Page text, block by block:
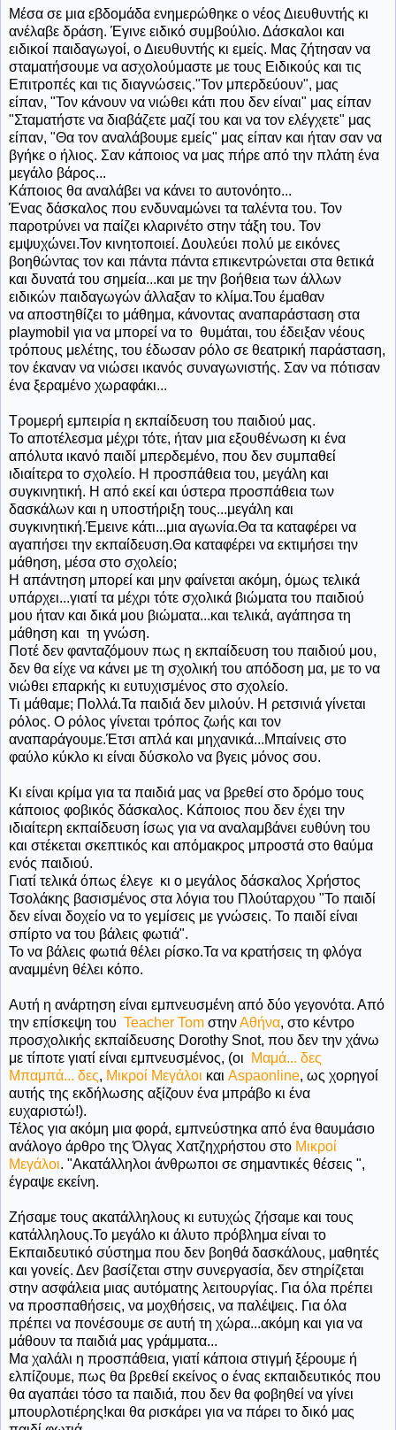
Μέσα σε μια εβδομάδα ενημερώθηκε ο νέος Διευθυντής κι
ανέλαβε δράση. Έγινε ειδικό συμβούλιο. Δάσκαλοι και
ειδικοί παιδαγωγοί, ο Διευθυντής κι εμείς. Μας ζήτησαν να
σταματήσουμε να ασχολούμαστε με τους Ειδικούς και τις
Επιτροπές και τις διαγνώσεις."Τον μπερδεύουν", μας
είπαν, "Τον κάνουν να νιώθει κάτι που δεν είναι" μας είπαν
"Σταματήστε να διαβάζετε μαζί του και να τον ελέγχετε" μας
είπαν, "Θα τον αναλάβουμε εμείς" μας είπαν και ήταν σαν να
βγήκε ο ήλιος. Σαν κάποιος να μας πήρε από την πλάτη ένα
μεγάλο βάρος...
Κάποιος θα αναλάβει να κάνει το αυτονόητο...
Ένας δάσκαλος που ενδυναμώνει τα ταλέντα του. Τον
παροτρύνει να παίζει κλαρινέτο στην τάξη του. Τον
εμψυχώνει.Τον κινητοποιεί. Δουλεύει πολύ με εικόνες
βοηθώντας τον και πάντα πάντα επικεντρώνεται στα θετικά
και δυνατά του σημεία...και με την βοήθεια των άλλων
ειδικών παιδαγωγών άλλαξαν το κλίμα.Του έμαθαν
να αποστηθίζει το μάθημα, κάνοντας αναπαράσταση στα
playmobil για να μπορεί να το θυμάται, του έδειξαν νέους
τρόπους μελέτης, του έδωσαν ρόλο σε θεατρική παράσταση,
τον έκαναν να νιώσει ικανός συναγωνιστής. Σαν να πότισαν
ένα ξεραμένο χωραφάκι...
Τρομερή εμπειρία η εκπαίδευση του παιδιού μας.
Το αποτέλεσμα μέχρι τότε, ήταν μια εξουθένωση κι ένα
απόλυτα ικανό παιδί μπερδεμένο, που δεν συμπαθεί
ιδιαίτερα το σχολείο. Η προσπάθεια του, μεγάλη και
συγκινητική. Η από εκεί και ύστερα προσπάθεια των
δασκάλων και η υποστήριξη τους...μεγάλη και
συγκινητική.Έμεινε κάτι...μια αγωνία.Θα τα καταφέρει να
αγαπήσει την εκπαίδευση.Θα καταφέρει να εκτιμήσει την
μάθηση, μέσα στο σχολείο;
Η απάντηση μπορεί και μην φαίνεται ακόμη, όμως τελικά
υπάρχει...γιατί τα μέχρι τότε σχολικά βιώματα του παιδιού
μου ήταν και δικά μου βιώματα...και τελικά, αγάπησα τη
μάθηση και τη γνώση.
Ποτέ δεν φανταζόμουν πως η εκπαίδευση του παιδιού μου,
δεν θα είχε να κάνει με τη σχολική του απόδοση μα, με το να
νιώθει επαρκής κι ευτυχισμένος στο σχολείο.
Τι μάθαμε; Πολλά.Τα παιδιά δεν μιλούν. Η ρετσινιά γίνεται
ρόλος. Ο ρόλος γίνεται τρόπος ζωής και τον
αναπαράγουμε.Έτσι απλά και μηχανικά...Μπαίνεις στο
φαύλο κύκλο κι είναι δύσκολο να βγεις μόνος σου.
Κι είναι κρίμα για τα παιδιά μας να βρεθεί στο δρόμο τους
κάποιος φοβικός δάσκαλος. Κάποιος που δεν έχει την
ιδιαίτερη εκπαίδευση ίσως για να αναλαμβάνει ευθύνη του
και στέκεται σκεπτικός και απόμακρος μπροστά στο θαύμα
ενός παιδιού.
Γιατί τελικά όπως έλεγε κι ο μεγάλος δάσκαλος Χρήστος
Τσολάκης βασισμένος στα λόγια του Πλούταρχου "Το παιδί
δεν είναι δοχείο να το γεμίσεις με γνώσεις. Το παιδί είναι
σπίρτο να του βάλεις φωτιά".
Το να βάλεις φωτιά θέλει ρίσκο.Τα να κρατήσεις τη φλόγα
αναμμένη θέλει κόπο.
Αυτή η ανάρτηση είναι εμπνευσμένη από δύο γεγονότα. Από
την επίσκεψη του Teacher Tom στηνΑθήνα, στο κέντρο
προσχολικής εκπαίδευσης Dorothy Snot, που δεν την χάνω
με τίποτε γιατί είναι εμπνευσμένος, (οι
Μαμά... δες
Μπαμπά... δες, Μικροί Μεγάλοι και Aspaonline, ως χορηγοί
αυτής της εκδήλωσης αξίζουν ένα μπράβο κι ένα
ευχαριστώ!).
Τέλος για ακόμη μια φορά, εμπνεύστηκα από ένα θαυμάσιο
ανάλογο άρθρο της Όλγας Χατζηχρήστου στο Μικροί
Μεγάλοι. "Ακατάλληλοι άνθρωποι σε σημαντικές θέσεις ",
έγραψε εκείνη.
Ζήσαμε τους ακατάλληλους κι ευτυχώς ζήσαμε και τους
κατάλληλους.Το μεγάλο κι άλυτο πρόβλημα είναι το
Εκπαιδευτικό σύστημα που δεν βοηθά δασκάλους, μαθητές
και γονείς. Δεν βασίζεται στην συνεργασία, δεν στηρίζεται
στην ασφάλεια μιας αυτόματης λειτουργίας. Για όλα πρέπει
να προσπαθήσεις, να μοχθήσεις, να παλέψεις. Για όλα
πρέπει να πονέσουμε σε αυτή τη χώρα...ακόμη και για να
μάθουν τα παιδιά μας γράμματα...
Μα χαλάλι η προσπάθεια, γιατί κάποια στιγμή ξέρουμε ή
ελπίζουμε, πως θα βρεθεί εκείνος ο ένας εκπαιδευτικός που
θα αγαπάει τόσο τα παιδιά, που δεν θα φοβηθεί να γίνει
μπουρλοτιέρης!και θα ρισκάρει για να πάρει το δικό μας